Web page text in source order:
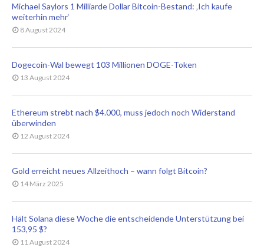
Michael Saylors 1 Milliarde Dollar Bitcoin-Bestand: ‚Ich kaufe
weiterhin mehr‘
8 August 2024
Dogecoin-Wal bewegt 103 Millionen DOGE-Token
13 August 2024
Ethereum strebt nach $4.000, muss jedoch noch Widerstand
überwinden
12 August 2024
Gold erreicht neues Allzeithoch – wann folgt Bitcoin?
14 März 2025
Hält Solana diese Woche die entscheidende Unterstützung bei
153,95 $?
11 August 2024